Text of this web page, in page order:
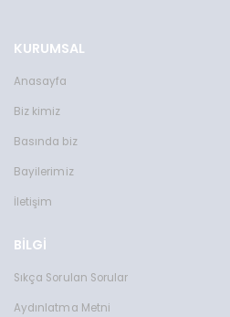
KURUMSAL
Anasayfa
Biz kimiz
Basında biz
Bayilerimiz
İletişim
BİLGİ
Sıkça Sorulan Sorular
Aydınlatma Metni